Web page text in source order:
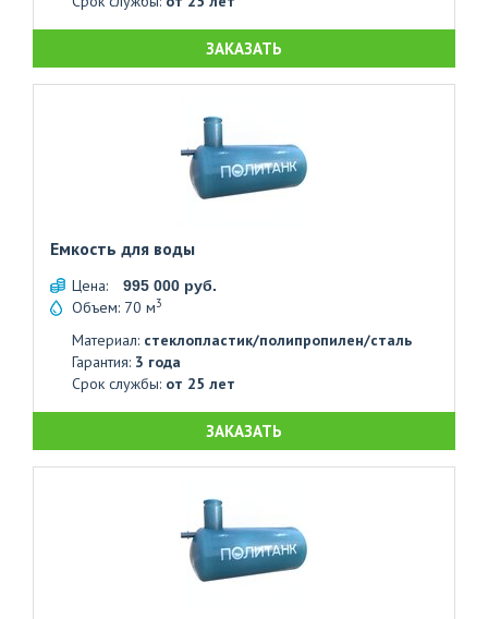
ЗАКАЗАТЬ
Емкость для воды
Цена: 995 000 руб.
Объем: 70 м3
Материал: стеклопластик/полипропилен/сталь
Гарантия: 3 года
Срок службы: от 25 лет
ЗАКАЗАТЬ